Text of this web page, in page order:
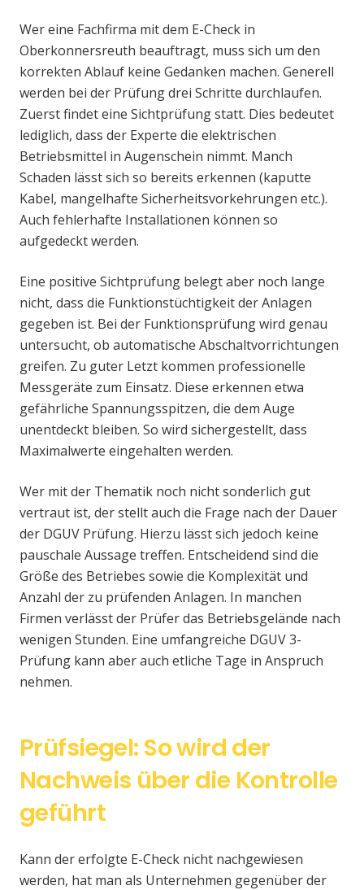
Wer eine Fachfirma mit dem E-Check in
Oberkonnersreuth beauftragt, muss sich um den
korrekten Ablauf keine Gedanken machen. Generell
werden bei der Prüfung drei Schritte durchlaufen.
Zuerst findet eine Sichtprüfung statt. Dies bedeutet
lediglich, dass der Experte die elektrischen
Betriebsmittel in Augenschein nimmt. Manch
Schaden lässt sich so bereits erkennen (kaputte
Kabel, mangelhafte Sicherheitsvorkehrungen etc.).
Auch fehlerhafte Installationen können so
aufgedeckt werden.
Eine positive Sichtprüfung belegt aber noch lange
nicht, dass die Funktionstüchtigkeit der Anlagen
gegeben ist. Bei der Funktionsprüfung wird genau
untersucht, ob automatische Abschaltvorrichtungen
greifen. Zu guter Letzt kommen professionelle
Messgeräte zum Einsatz. Diese erkennen etwa
gefährliche Spannungsspitzen, die dem Auge
unentdeckt bleiben. So wird sichergestellt, dass
Maximalwerte eingehalten werden.
Wer mit der Thematik noch nicht sonderlich gut
vertraut ist, der stellt auch die Frage nach der Dauer
der DGUV Prüfung. Hierzu lässt sich jedoch keine
pauschale Aussage treffen. Entscheidend sind die
Größe des Betriebes sowie die Komplexität und
Anzahl der zu prüfenden Anlagen. In manchen
Firmen verlässt der Prüfer das Betriebsgelände nach
wenigen Stunden. Eine umfangreiche DGUV 3-
Prüfung kann aber auch etliche Tage in Anspruch
nehmen.
Prüfsiegel: So wird der
Nachweis über die Kontrolle
geführt
Kann der erfolgte E-Check nicht nachgewiesen
werden, hat man als Unternehmen gegenüber der